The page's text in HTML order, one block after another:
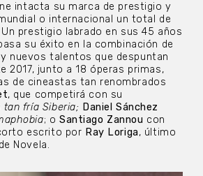
intacta su marca de prestigio y
o internacional un total de
prestigio labrado en sus 45 años
su éxito en la combinación de
nuevos talentos que despuntan
2017, junto a 18 óperas primas,
de cineastas tan renombrados
, que competirá con su
tan fría Siberia; Daniel Sánchez
; o Santiago Zannou con
escrito por Ray Loriga, último
Novela.